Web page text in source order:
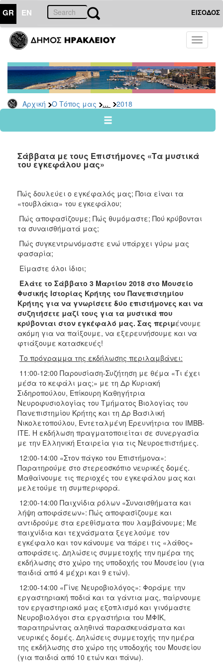
GR EN ΕΙΣΟΔΟΣ
Toggle
Αρχική Ο Τόπος μας ... 2018
ΤΟΠΟΣ
ΜΑΣ
Ανακοινώσεις
Αρχείο
2026
2024
2022
2020
2019
2018
2016
2015
2012
2011
ΠΟΛΙΤΙΣΜΟΣ
ΑΝΘΕΚΤΙΚΗ
ΠΟΛΗ
Σάββατα με τους Επιστήμονες «Τα μυστικά
του εγκεφάλου μας»
Πώς δουλεύει ο εγκέφαλός μας; Ποια είναι τα
«τουβλάκια» του εγκεφάλου;
Πώς αποφασίζουμε; Πώς θυμόμαστε; Πού κρύβονται
τα συναισθήματά μας;
Πώς συγκεντρωνόμαστε ενώ υπάρχει γύρω μας
φασαρία;
Είμαστε όλοι ίδιοι;
Ελάτε το Σάββατο 3 Μαρτίου 2018 στο Μουσείο
Φυσικής Ιστορίας Κρήτης του Πανεπιστημίου
Κρήτης για να γνωρίσετε δύο επιστήμονες και να
συζητήσετε μαζί τους για τα μυστικά που
κρύβονται στον εγκέφαλό μας. Σας περιμένουμε
ακόμη για να παίξουμε, να εξερευνήσουμε και να
φτιάξουμε κατασκευές!
Το πρόγραμμα της εκδήλωσης περιλαμβάνει:
11:00-12:00 Παρουσίαση-Συζήτηση με θέμα «Τι έχει
μέσα το κεφάλι μας;» με τη Δρ Κυριακή
Σιδηροπούλου, Επίκουρη Καθηγήτρια
Νευροφυσιολογίας του Τμήματος Βιολογίας του
Πανεπιστημίου Κρήτης και τη Δρ Βασιλική
Νικολετοπούλου, Εντεταλμένη Ερευνήτρια του ΙΜΒΒ-
ΙΤΕ. Η εκδήλωση πραγματοποιείται σε συνεργασία
με την Ελληνική Εταιρεία για τις Νευροεπιστήμες.
12:00-14:00 «Στον πάγκο του Επιστήμονα»:
Παρατηρούμε στο στερεοσκόπιο νευρικές δομές.
Μαθαίνουμε τις περιοχές του εγκεφάλου μας και
μελετούμε τη συμπεριφορά.
12:00-14:00 Παιχνίδια ρόλων «Συναισθήματα και
λήψη αποφάσεων»: Πώς αποφασίζουμε και
αντιδρούμε στα ερεθίσματα που λαμβάνουμε; Με
παιχνίδια και τεχνάσματα ξεγελούμε τον
εγκέφαλο και τον κάνουμε να πάρει τις «λάθος»
αποφάσεις. Δηλώσεις συμμετοχής την ημέρα της
εκδήλωσης στο χώρο της υποδοχής του Μουσείου (για
παιδιά από 4 μέχρι και 9 ετών).
12:00-14:00 «Γίνε Νευροβιολόγος»: Φοράμε την
εργαστηριακή ποδιά και τα γάντια μας, παίρνουμε
τον εργαστηριακό μας εξοπλισμό και γινόμαστε
Νευροβιολόγοι στα εργαστήρια του ΜΦΙΚ,
παρατηρώντας αληθινά παρασκευάσματα και
νευρικές δομές. Δηλώσεις συμμετοχής την ημέρα
της εκδήλωσης στο χώρο της υποδοχής του Μουσείου
(για παιδιά από 10 ετών και πάνω).